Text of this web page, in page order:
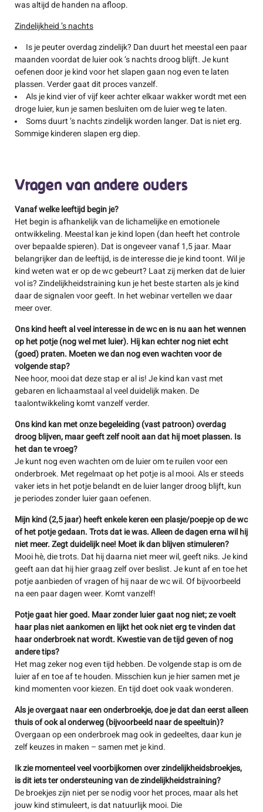
was altijd de handen na afloop.
Zindelijkheid ’s nachts
Is je peuter overdag zindelijk? Dan duurt het meestal een paar
maanden voordat de luier ook ’s nachts droog blijft. Je kunt
oefenen door je kind voor het slapen gaan nog even te laten
plassen. Verder gaat dit proces vanzelf.
Als je kind vier of vijf keer achter elkaar wakker wordt met een
droge luier, kun je samen besluiten om de luier weg te laten.
Soms duurt ’s nachts zindelijk worden langer. Dat is niet erg.
Sommige kinderen slapen erg diep.
Vragen van andere ouders
Vanaf welke leeftijd begin je?
​​Het begin is afhankelijk van de lichamelijke en emotionele
ontwikkeling. Meestal kan je kind lopen (dan heeft het controle
over bepaalde spieren). Dat is ongeveer vanaf 1,5 jaar. Maar
belangrijker dan de leeftijd, is de interesse die je kind toont. Wil je
kind weten wat er op de wc gebeurt? Laat zij merken dat de luier
vol is? Zindelijkheidstraining kun je het beste starten als je kind
daar de signalen voor geeft. In het webinar vertellen we daar
meer over.
Ons kind heeft al veel interesse in de wc en is nu aan het wennen
op het potje (nog wel met luier). Hij kan echter nog niet echt
(goed) praten. Moeten we dan nog even wachten voor de
volgende stap?
Nee hoor, mooi dat deze stap er al is! Je kind kan vast met
gebaren en lichaamstaal al veel duidelijk maken. De
taalontwikkeling komt vanzelf verder.
Ons kind kan met onze begeleiding (vast patroon) overdag
droog blijven, maar geeft zelf nooit aan dat hij moet plassen. Is
het dan te vroeg?
Je kunt nog even wachten om de luier om te ruilen voor een
onderbroek. Met regelmaat op het potje is al mooi. Als er steeds
vaker iets in het potje belandt en de luier langer droog blijft, kun
je periodes zonder luier gaan oefenen.
Mijn kind (2,5 jaar) heeft enkele keren een plasje/poepje op de wc
of het potje gedaan. Trots dat ie was. Alleen de dagen erna wil hij
niet meer. Zegt duidelijk nee! Moet ik dan blijven stimuleren?
Mooi hè, die trots. Dat hij daarna niet meer wil, geeft niks. Je kind
geeft aan dat hij hier graag zelf over beslist. Je kunt af en toe het
potje aanbieden of vragen of hij naar de wc wil. Of bijvoorbeeld
na een paar dagen weer. Komt vanzelf!
Potje gaat hier goed. Maar zonder luier gaat nog niet; ze voelt
haar plas niet aankomen en lijkt het ook niet erg te vinden dat
haar onderbroek nat wordt. Kwestie van de tijd geven of nog
andere tips?
​​Het mag zeker nog even tijd hebben. De volgende stap is om de
luier af en toe af te houden. Misschien kun je hier samen met je
kind momenten voor kiezen. En tijd doet ook vaak wonderen.
Als je overgaat naar een onderbroekje, doe je dat dan eerst alleen
thuis of ook al onderweg (bijvoorbeeld naar de speeltuin)?
​​Overgaan op een onderbroek mag ook in gedeeltes, daar kun je
zelf keuzes in maken – samen met je kind.
Ik zie momenteel veel voorbijkomen over zindelijkheidsbroekjes,
is dit iets ter ondersteuning van de zindelijkheidstraining?
De broekjes zijn niet per se nodig voor het proces, maar als het
jouw kind stimuleert, is dat natuurlijk mooi. Die